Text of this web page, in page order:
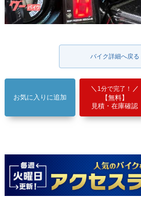
バイク詳細へ戻る
お気に入りに追加
1分で完了！
【無料】
見積・在庫確認